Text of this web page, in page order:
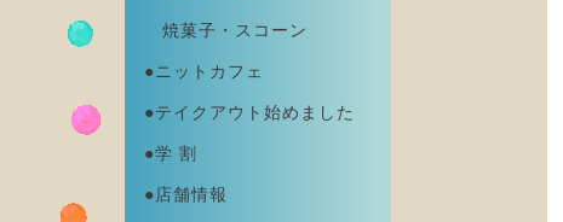
焼菓子・スコーン
●ニットカフェ
●テイクアウト始めました
●学 割
●店舗情報